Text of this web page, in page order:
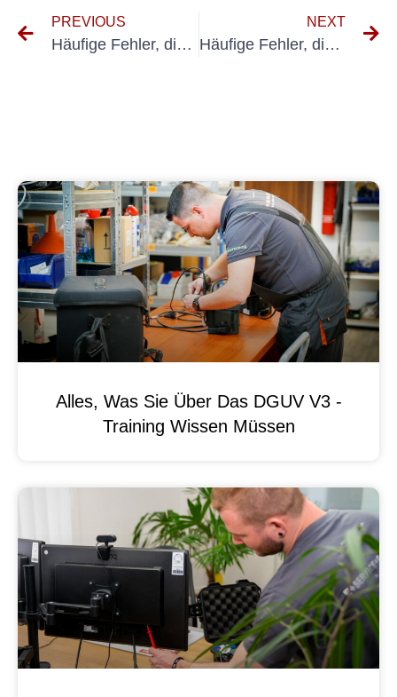
PREVIOUS
Häufige Fehler, die Sie bei der VDE 100-Prüfung vermeiden sollten
NEXT
Häufige Fehler, die Sie bei der UVV-Prüfung von Motorgeräten vermeiden sollten
Alles, Was Sie Über Das DGUV V3 -
Training Wissen Müssen